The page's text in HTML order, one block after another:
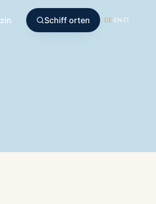
Schiff orten DE·EN·IT